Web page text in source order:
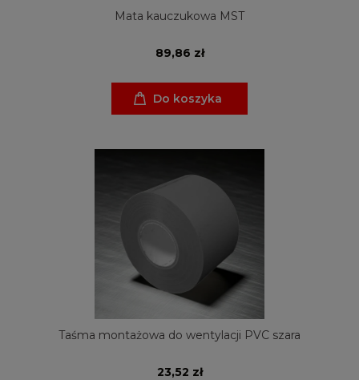
Mata kauczukowa MST
89,86 zł
Do koszyka
Taśma montażowa do wentylacji PVC szara
23,52 zł